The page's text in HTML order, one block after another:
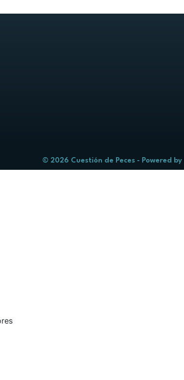
© 2026 Cuestión de Peces - Powered by